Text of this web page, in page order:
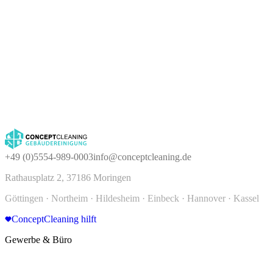
+49 (0)5554-989-0003info@conceptcleaning.de
Rathausplatz 2, 37186 Moringen
Göttingen · Northeim · Hildesheim · Einbeck · Hannover · Kassel
ConceptCleaning hilft
Gewerbe & Büro